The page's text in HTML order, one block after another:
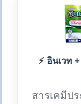
⚡ อินเวท
สารเคมีป